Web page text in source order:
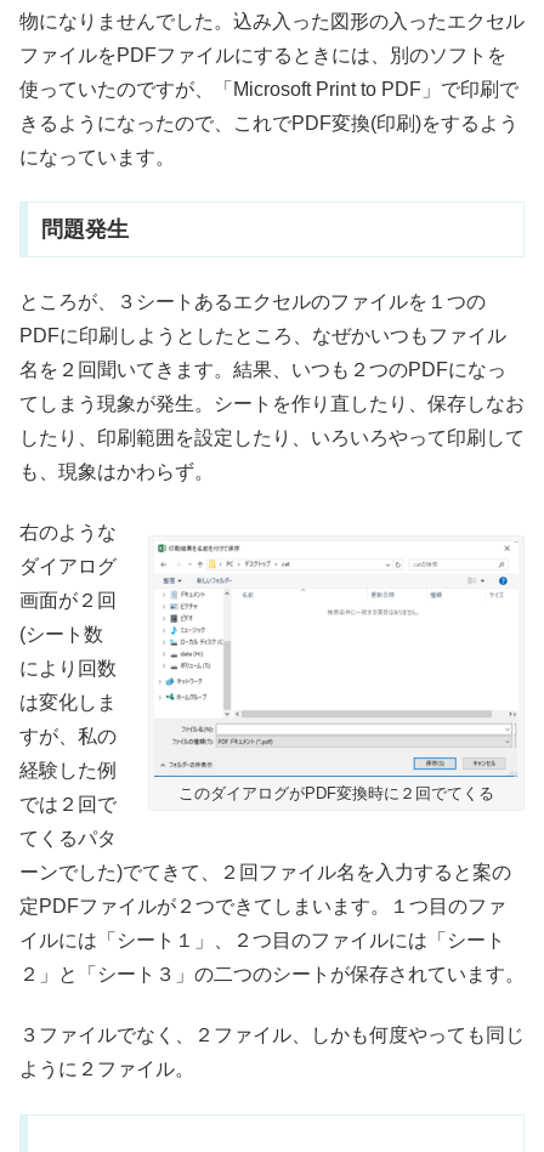
物になりませんでした。込み入った図形の入ったエクセル
ファイルをPDFファイルにするときには、別のソフトを
使っていたのですが、「Microsoft Print to PDF」で印刷で
きるようになったので、これでPDF変換(印刷)をするよう
になっています。
問題発生
ところが、３シートあるエクセルのファイルを１つの
PDFに印刷しようとしたところ、なぜかいつもファイル
名を２回聞いてきます。結果、いつも２つのPDFになっ
てしまう現象が発生。シートを作り直したり、保存しなお
したり、印刷範囲を設定したり、いろいろやって印刷して
も、現象はかわらず。
このダイアログがPDF変換時に２回でてくる
右のような
ダイアログ
画面が２回
(シート数
により回数
は変化しま
すが、私の
経験した例
では２回で
てくるパタ
ーンでした)でてきて、２回ファイル名を入力すると案の
定PDFファイルが２つできてしまいます。１つ目のファ
イルには「シート１」、２つ目のファイルには「シート
２」と「シート３」の二つのシートが保存されています。
３ファイルでなく、２ファイル、しかも何度やっても同じ
ように２ファイル。